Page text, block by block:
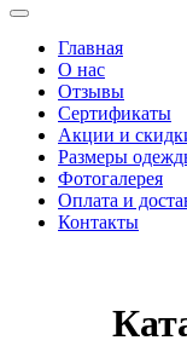
Главная
О нас
Отзывы
Сертификаты
Акции и
Размеры
Фотогалерея
Оплата и
Контакты